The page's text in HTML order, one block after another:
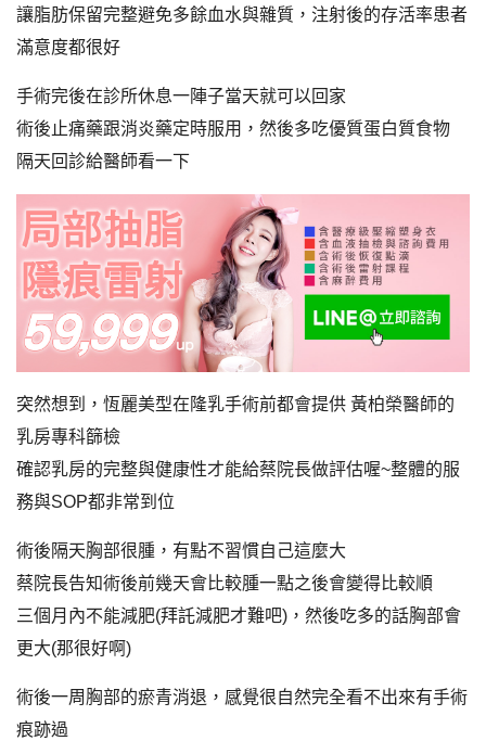
讓脂肪保留完整避免多餘血水與雜質，注射後的存活率患者
滿意度都很好
手術完後在診所休息一陣子當天就可以回家
術後止痛藥跟消炎藥定時服用，然後多吃優質蛋白質食物
隔天回診給醫師看一下
突然想到，恆麗美型在隆乳手術前都會提供 黃柏榮醫師的
乳房專科篩檢
確認乳房的完整與健康性才能給蔡院長做評估喔~整體的服
務與SOP都非常到位
術後隔天胸部很腫，有點不習慣自己這麼大
蔡院長告知術後前幾天會比較腫一點之後會變得比較順
三個月內不能減肥(拜託減肥才難吧)，然後吃多的話胸部會
更大(那很好啊)
術後一周胸部的瘀青消退，感覺很自然完全看不出來有手術
痕跡過